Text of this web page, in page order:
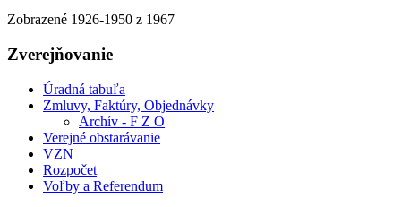
Zobrazené 1926-1950 z 1967
Zverejňovanie
Úradná tabuľa
Zmluvy, Faktúry, Objednávky
Archív - F Z O
Verejné obstarávanie
VZN
Rozpočet
Voľby a Referendum